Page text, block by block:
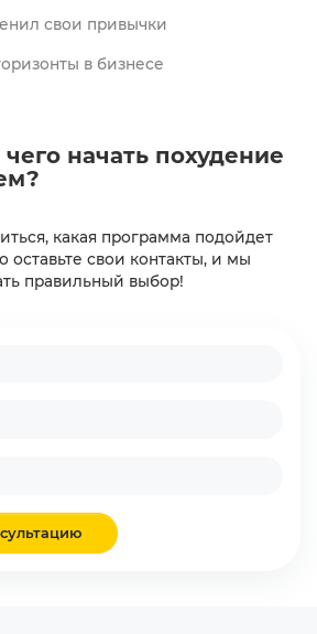
свои привычки
в бизнесе
начать похудение
какая программа подойдет
оставьте свои контакты, и мы
правильный выбор!